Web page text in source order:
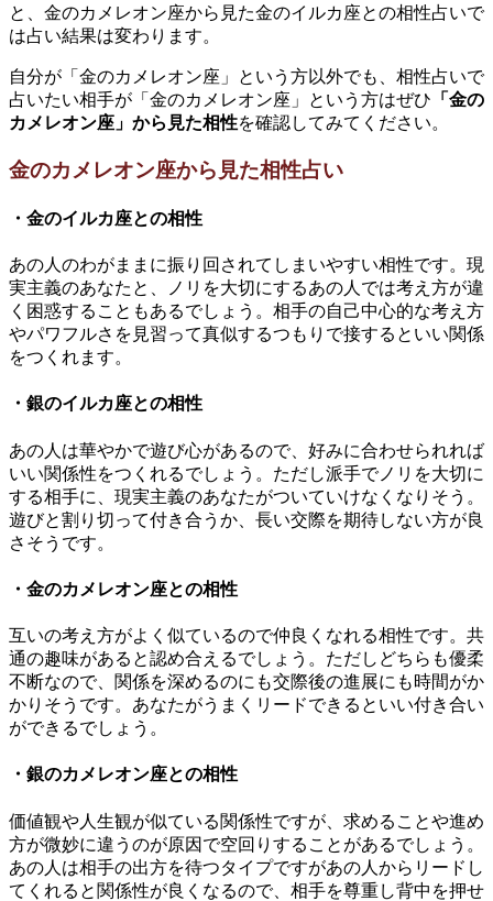
と、金のカメレオン座から見た金のイルカ座との相性占いで
は占い結果は変わります。
自分が「金のカメレオン座」という方以外でも、相性占いで
占いたい相手が「金のカメレオン座」という方はぜひ 「金の
カメレオン座」から見た相性を確認してみてください。
金のカメレオン座から見た相性占い
・金のイルカ座との相性
あの人のわがままに振り回されてしまいやすい相性です。現
実主義のあなたと、ノリを大切にするあの人では考え方が違
く困惑することもあるでしょう。相手の自己中心的な考え方
やパワフルさを見習って真似するつもりで接するといい関係
をつくれます。
・銀のイルカ座との相性
あの人は華やかで遊び心があるので、好みに合わせられれば
いい関係性をつくれるでしょう。ただし派手でノリを大切に
する相手に、現実主義のあなたがついていけなくなりそう。
遊びと割り切って付き合うか、長い交際を期待しない方が良
さそうです。
・金のカメレオン座との相性
互いの考え方がよく似ているので仲良くなれる相性です。共
通の趣味があると認め合えるでしょう。ただしどちらも優柔
不断なので、関係を深めるのにも交際後の進展にも時間がか
かりそうです。あなたがうまくリードできるといい付き合い
ができるでしょう。
・銀のカメレオン座との相性
価値観や人生観が似ている関係性ですが、求めることや進め
方が微妙に違うのが原因で空回りすることがあるでしょう。
あの人は相手の出方を待つタイプですがあの人からリードし
てくれると関係性が良くなるので、相手を尊重し背中を押せ